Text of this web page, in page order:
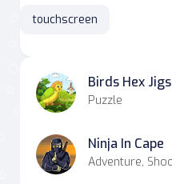
touchscreen
Birds Hex
Puzzle
Ninja In Cape
Adventure,